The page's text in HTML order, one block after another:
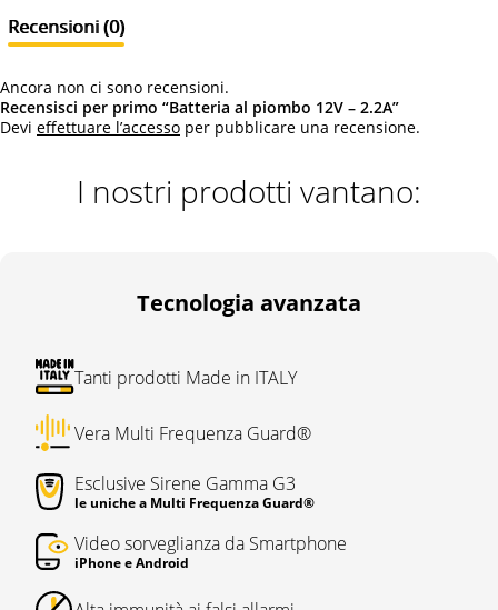
Recensioni (0)
Ancora non ci sono recensioni.
Recensisci per primo “Batteria al piombo 12V – 2.2A”
Devi effettuare l’accesso per pubblicare una recensione.
I nostri prodotti vantano:
Tecnologia avanzata
Tanti prodotti Made in ITALY
Vera Multi Frequenza Guard®
Esclusive Sirene Gamma G3
le uniche a Multi Frequenza Guard®
Video sorveglianza da Smartphone
iPhone e Android